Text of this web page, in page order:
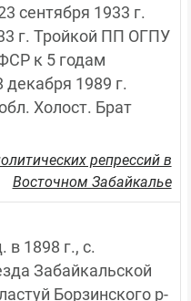
сентября 1933 г.
г. Тройкой ПП ОГПУ
к 5 годам
1989 г.
Холост. Брат
репрессий в
Восточном Забайкалье
в 1898 г., с.
Забайкальской
Борзинского р-